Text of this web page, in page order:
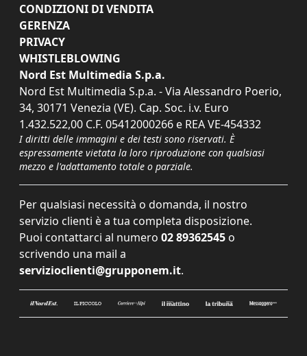
CONDIZIONI DI VENDITA
GERENZA
PRIVACY
WHISTLEBLOWING
Nord Est Multimedia S.p.a.
Nord Est Multimedia S.p.a. - Via Alessandro Poerio,
34, 30171 Venezia (VE). Cap. Soc. i.v. Euro
1.432.522,00 C.F. 05412000266 e REA VE-454332
I diritti delle immagini e dei testi sono riservati. È
espressamente vietata la loro riproduzione con qualsiasi
mezzo e l'adattamento totale o parziale.
Per qualsiasi necessità o domanda, il nostro
servizio clienti è a tua completa disposizione.
Puoi contattarci al numero 02 89362545 o
scrivendo una mail a
servizioclienti@grupponem.it.